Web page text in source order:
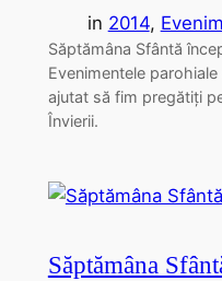
in 2014,
Săptămâna Sfântă
Evenimentele
ajutat să fim pregătiți
Învierii.
Săptămâna